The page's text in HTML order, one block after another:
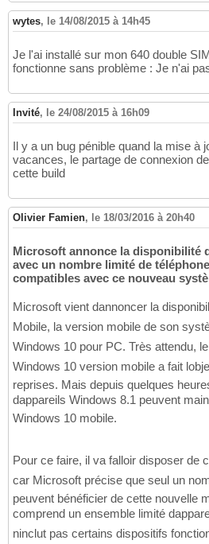
wytes, le 14/08/2015 à 14h45
Je l'ai installé sur mon 640 double
fonctionne sans problème : Je n'ai
Invité, le 24/08/2015 à 16h09
Il y a un bug pénible quand la mise à
vacances, le partage de connexion
cette build
Olivier Famien, le 18/03/2016 à 20h40
Microsoft annonce la disponibilité
avec un nombre limité de
compatibles avec ce nouveau
Microsoft vient dannoncer la
Mobile, la version mobile de son
Windows 10 pour PC. Très attendu,
Windows 10 version mobile a fait
reprises. Mais depuis quelques
dappareils Windows 8.1 peuvent
Windows 10 mobile.
Pour ce faire, il va falloir disposer de
car Microsoft précise que seul un
peuvent bénéficier de cette nouvelle
comprend un ensemble limité
ninclut pas certains dispositifs